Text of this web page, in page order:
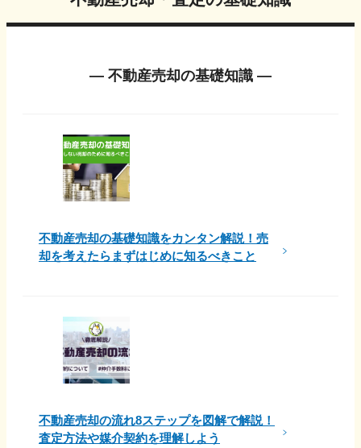
― 不動産売却の基礎知識 ―
不動産売却の基礎知識をカンタン解説！売
却を考えたらまずはじめに知るべきこと
不動産売却の流れ8ステップを図解で解説！
査定方法や媒介契約を理解しよう